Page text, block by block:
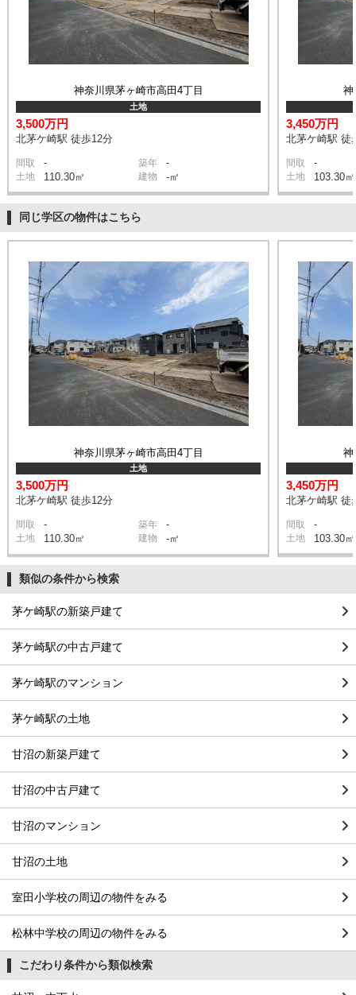
神奈川県茅ヶ崎市高田4丁目
土地
3,500万円
北茅ケ崎駅 徒歩12分
間取 - 築年 -
土地 110.30㎡ 建物 -㎡
神
3,450万円
北茅ケ崎駅 徒
間取 -
土地 103.30㎡
同じ学区の物件はこちら
神奈川県茅ヶ崎市高田4丁目
土地
3,500万円
北茅ケ崎駅 徒歩12分
間取 - 築年 -
土地 110.30㎡ 建物 -㎡
神
3,450万円
北茅ケ崎駅 徒
間取 -
土地 103.30㎡
類似の条件から検索
茅ケ崎駅の新築戸建て
茅ケ崎駅の中古戸建て
茅ケ崎駅のマンション
茅ケ崎駅の土地
甘沼の新築戸建て
甘沼の中古戸建て
甘沼のマンション
甘沼の土地
室田小学校の周辺の物件をみる
松林中学校の周辺の物件をみる
こだわり条件から類似検索